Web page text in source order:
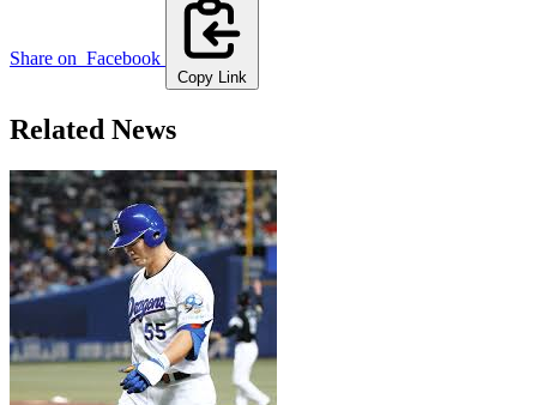
Share on Facebook
Copy Link
Related News